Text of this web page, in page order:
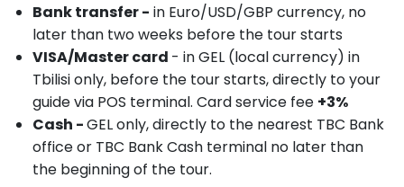
Bank transfer - in Euro/USD/GBP currency, no
later than two weeks before the tour starts
VISA/Master card - in GEL (local currency) in
Tbilisi only, before the tour starts, directly to your
guide via POS terminal. Card service fee +3%
Cash -GEL only, directly to the nearest TBC Bank
office or TBC Bank Cash terminal no later than
the beginning of the tour.